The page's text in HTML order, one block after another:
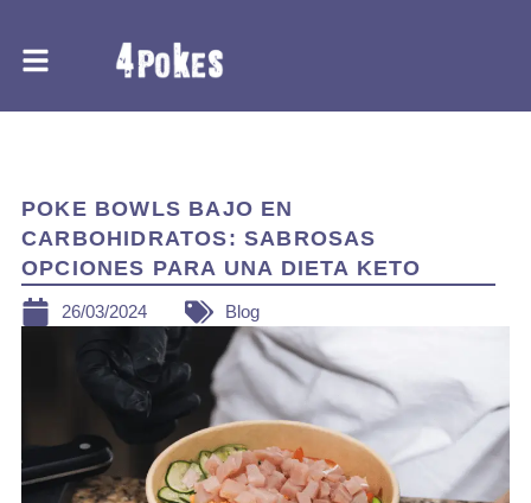
contenido
POKE BOWLS BAJO EN
CARBOHIDRATOS: SABROSAS
OPCIONES PARA UNA DIETA KETO
26/03/2024 Blog